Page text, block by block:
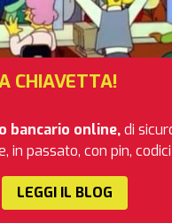
CHIAVETTA!
bancario online,di
in passato, con pin,
LEGGI IL BLOG